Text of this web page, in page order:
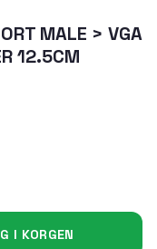
MALE > VGA
12.5CM
I KORGEN